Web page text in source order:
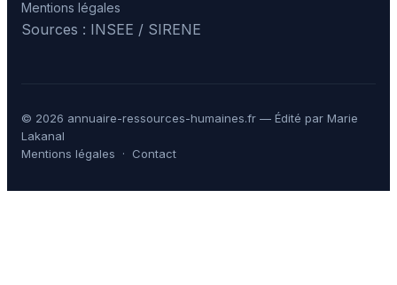
Mentions légales
Sources : INSEE / SIRENE
© 2026 annuaire-ressources-humaines.fr — Édité par Marie
Lakanal
Mentions légales · Contact